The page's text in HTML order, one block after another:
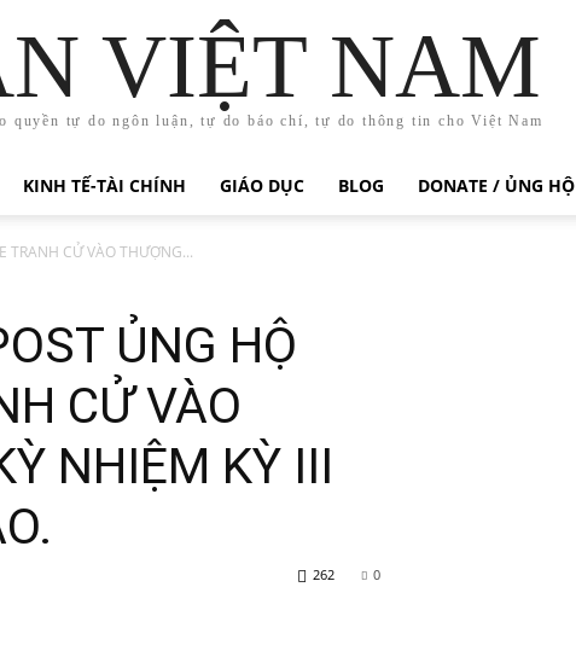
VIỆT NAM
quyền tự do ngôn luận, tự do báo chí, tự do thông tin cho Việt Nam
KINH TẾ-TÀI CHÍNH GIÁO DỤC BLOG DONATE / ỦNG HỘ
TRANH CỬ VÀO THƯỢNG...
ỦNG HỘ
CỬ VÀO
NHIỆM KỲ III
0
262